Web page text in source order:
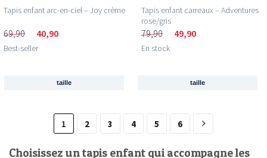
Tapis enfant arc-en-ciel – Joy crème
69,90 40,90
Best-seller
taille
Tapis enfant carreaux – Adventures
rose/gris
79,90 49,90
En stock
taille
1 2 3 4 5 6
Choisissez un tapis enfant qui accompagne les